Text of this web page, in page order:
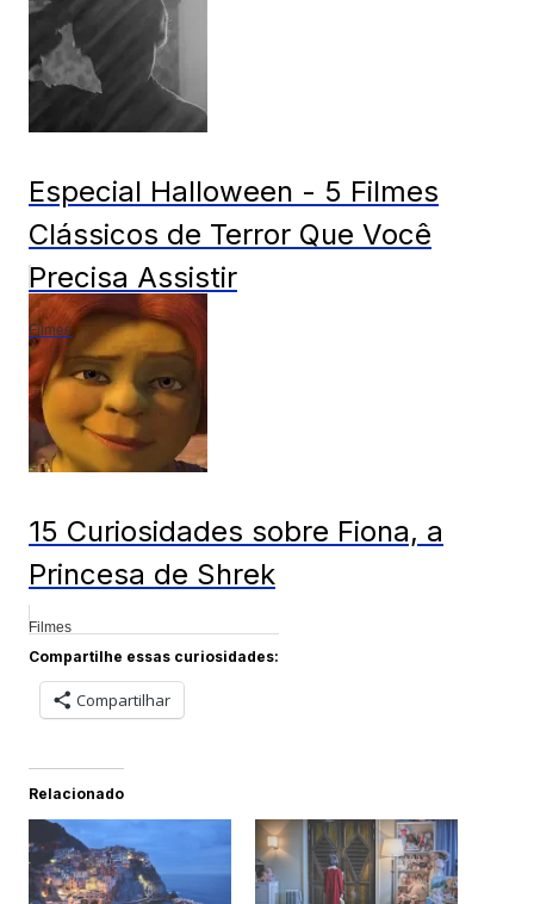
Especial Halloween - 5 Filmes
Clássicos de Terror Que Você
Precisa Assistir
Filmes
15 Curiosidades sobre Fiona, a
Princesa de Shrek
Filmes
Compartilhe essas curiosidades:
Compartilhar
Relacionado